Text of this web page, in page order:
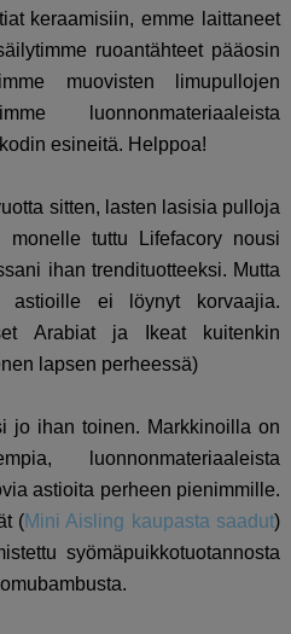
keraamisiin, emme laittaneet
ruoantähteet pääosin
muovisten limupullojen
luonnonmateriaaleista
esineitä. Helppoa!
sitten, lasten lasisia pulloja
tuttu Lifefacory nousi
ihan trendituotteeksi. Mutta
astioille ei löynyt korvaajia.
Arabiat ja Ikeat kuitenkin
lapsen perheessä)
jo ihan toinen. Markkinoilla on
luonnonmateriaaleista
astioita perheen pienimmille.
(Mini Aisling kaupasta saadut)
syömäpuikkotuotannosta